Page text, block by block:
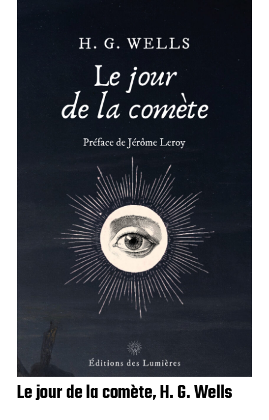
Le jour de la comète, H. G. Wells